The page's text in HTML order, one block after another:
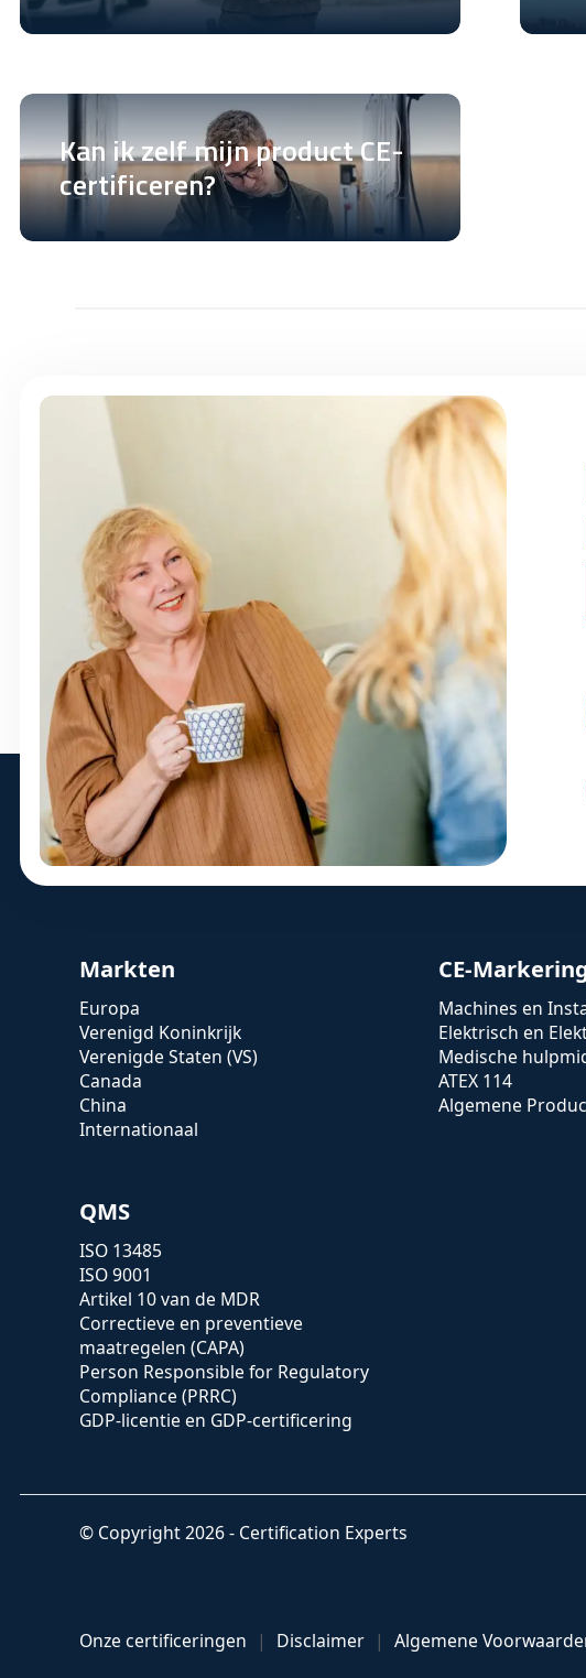
Kan ik zelf mijn product CE-
certificeren?
Markten
Europa
Verenigd Koninkrijk
Verenigde Staten (VS)
Canada
China
Internationaal
CE-
Machines en
Elektrisch en
Medische
ATEX 114
Algemene
QMS
ISO 13485
ISO 9001
Artikel 10 van de MDR
Correctieve en preventieve
maatregelen (CAPA)
Person Responsible for Regulatory
Compliance (PRRC)
GDP-licentie en GDP-certificering
© Copyright 2026 - Certification Experts
Onze certificeringen Disclaimer Algemene